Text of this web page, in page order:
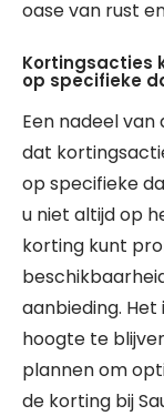
oase van rust
Kortingsacties
op specifieke
Een nadeel van
dat
op specifieke
u niet altijd op
korting kunt
aanbieding.
hoogte te
plannen om
de korting bij